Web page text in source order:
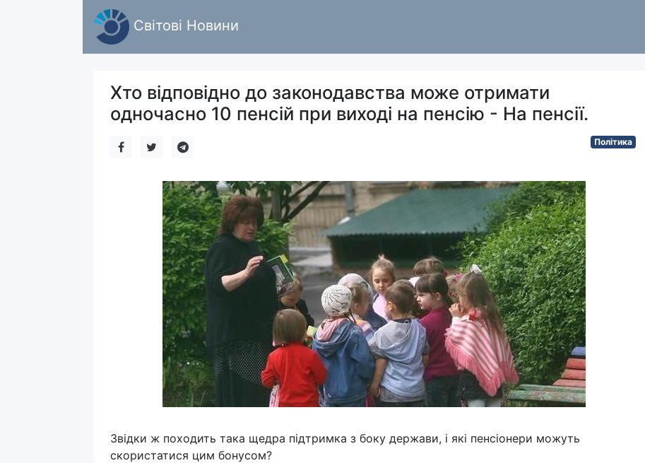
Світові Новини
Хто відповідно до законодавства може отримати
одночасно 10 пенсій при виході на пенсію - На пенсії.
Політика
Звідки ж походить така щедра підтримка з боку держави, і які пенсіонери можуть
скористатися цим бонусом?